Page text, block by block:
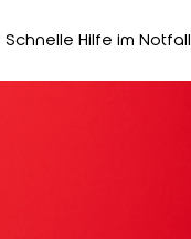
Schnelle Hilfe im Notfall